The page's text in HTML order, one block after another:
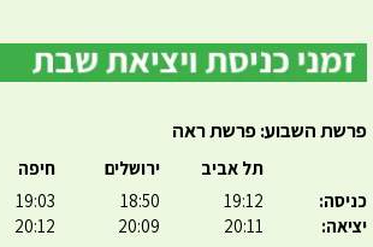
פרשת השבוע: פרשת ראה
כניסה:
יציאה:
תל אביב
19:12
20:11
ירושלים
18:50
20:09
חיפה
19:03
20:12